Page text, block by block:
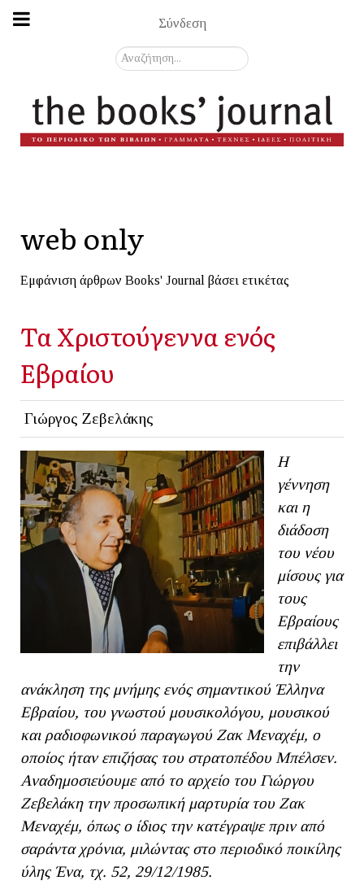
Σύνδεση
Αναζήτηση...
web only
Εμφάνιση άρθρων Books' Journal βάσει ετικέτας
Τα Χριστούγεννα ενός
Εβραίου
Γιώργος Ζεβελάκης
Η
γέννηση
και η
διάδοση
του νέου
μίσους για
τους
Εβραίους
επιβάλλει
την
ανάκληση της μνήμης ενός σημαντικού Έλληνα
Εβραίου, του γνωστού μουσικολόγου, μουσικού
και ραδιοφωνικού παραγωγού Ζακ Μεναχέμ, ο
οποίος ήταν επιζήσας του στρατοπέδου Μπέλσεν.
Αναδημοσιεύουμε από το αρχείο του Γιώργου
Ζεβελάκη την προσωπική μαρτυρία του Ζακ
Μεναχέμ, όπως ο ίδιος την κατέγραψε πριν από
σαράντα χρόνια, μιλώντας στο περιοδικό ποικίλης
ύλης Ένα, τχ. 52, 29/12/1985.